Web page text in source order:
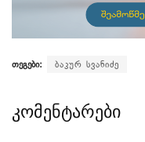
თეგები: ბაკურ სვანიძე
კომენტარები